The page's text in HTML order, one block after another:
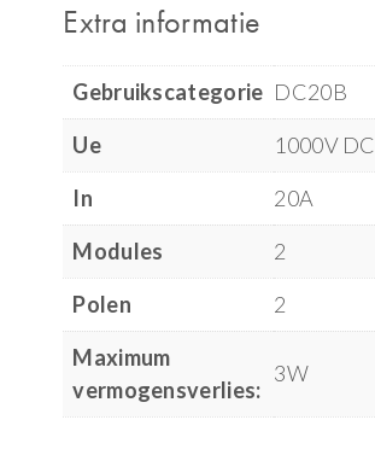
Extra informatie
Gebruikscategorie DC20B
Ue
1000V DC
In
20A
Modules
2
Polen
2
Maximum
vermogensverlies:
3W